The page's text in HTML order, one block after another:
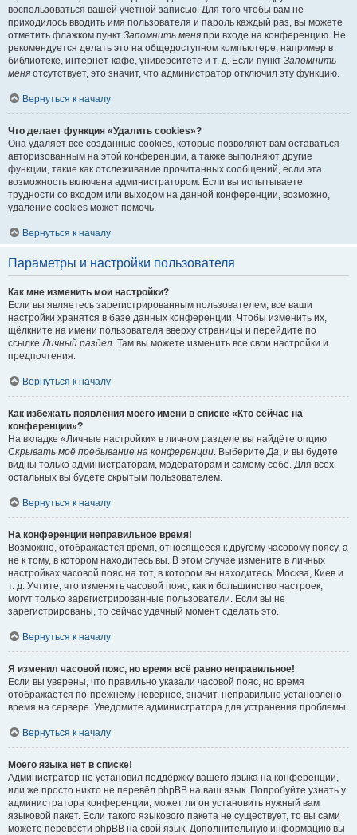
воспользоваться вашей учётной записью. Для того чтобы вам не
приходилось вводить имя пользователя и пароль каждый раз, вы можете
отметить флажком пункт Запомнить меня при входе на конференцию. Не
рекомендуется делать это на общедоступном компьютере, например в
библиотеке, интернет-кафе, университете и т. д. Если пункт Запомнить
меня отсутствует, это значит, что администратор отключил эту функцию.
Вернуться к началу
Что делает функция «Удалить cookies»?
Она удаляет все созданные cookies, которые позволяют вам оставаться
авторизованным на этой конференции, а также выполняют другие
функции, такие как отслеживание прочитанных сообщений, если эта
возможность включена администратором. Если вы испытываете
трудности со входом или выходом на данной конференции, возможно,
удаление cookies может помочь.
Вернуться к началу
Параметры и настройки пользователя
Как мне изменить мои настройки?
Если вы являетесь зарегистрированным пользователем, все ваши
настройки хранятся в базе данных конференции. Чтобы изменить их,
щёлкните на имени пользователя вверху страницы и перейдите по
ссылкеЛичный раздел. Там вы можете изменить все свои настройки и
предпочтения.
Вернуться к началу
Как избежать появления моего имени в списке «Кто сейчас на
конференции»?
На вкладке «Личные настройки» в личном разделе вы найдёте опцию
Скрывать моё пребывание на конференции. ВыберитеДа, и вы будете
видны только администраторам, модераторам и самому себе. Для всех
остальных вы будете скрытым пользователем.
Вернуться к началу
На конференции неправильное время!
Возможно, отображается время, относящееся к другому часовому поясу, а
не к тому, в котором находитесь вы. В этом случае измените в личных
настройках часовой пояс на тот, в котором вы находитесь: Москва, Киев и
т. д. Учтите, что изменять часовой пояс, как и большинство настроек,
могут только зарегистрированные пользователи. Если вы не
зарегистрированы, то сейчас удачный момент сделать это.
Вернуться к началу
Я изменил часовой пояс, но время всё равно неправильное!
Если вы уверены, что правильно указали часовой пояс, но время
отображается по-прежнему неверное, значит, неправильно установлено
время на сервере. Уведомите администратора для устранения проблемы.
Вернуться к началу
Моего языка нет в списке!
Администратор не установил поддержку вашего языка на конференции,
или же просто никто не перевёл phpBB на ваш язык. Попробуйте узнать у
администратора конференции, может ли он установить нужный вам
языковой пакет. Если такого языкового пакета не существует, то вы сами
можете перевести phpBB на свой язык. Дополнительную информацию вы